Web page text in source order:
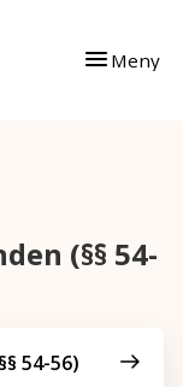
Meny
(§§ 54-
54-56)